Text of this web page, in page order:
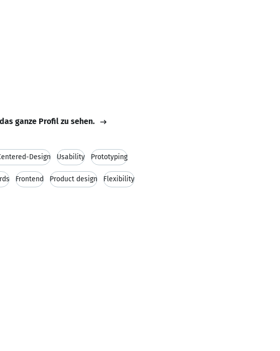
ganze Profil zu sehen.
Design Usability Prototyping
Frontend Product design Flexibility